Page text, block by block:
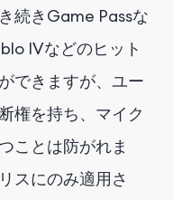
続きGame Passな
IVなどのヒット
できますが、ユー
権を持ち、マイク
ことは防がれま
スにのみ適用さ